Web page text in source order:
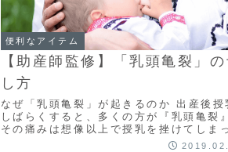
便利なアイテム
【助産師監修】「乳頭亀裂」
し方
なぜ「乳頭亀裂」が起きるのか 出産後授
しばらくすると、多くの方が『乳頭亀裂
その痛みは想像以上で授乳を挫けてしま
なる人もいらっしゃいます。 なぜ起こ